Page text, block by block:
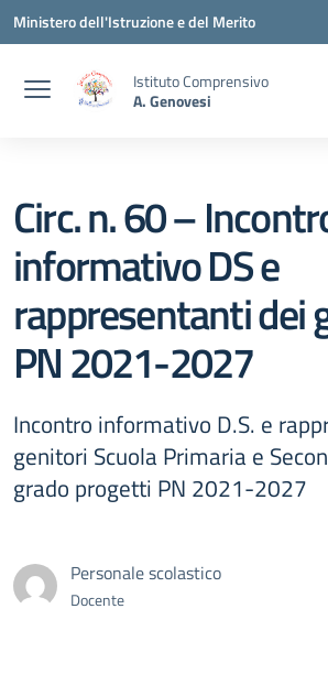
Vai ai contenuti
Vai al menu di navigazione
Vai al footer
Ministero dell'Istruzione e del Merito
Istituto Comprensivo
A. Genovesi
Circ. n. 60 –
informativo DS e
rappresentanti dei
PN 2021-2027
Incontro informativo D.S. e
genitori Scuola Primaria e
grado progetti PN 2021-2027
Personale scolastico
Docente